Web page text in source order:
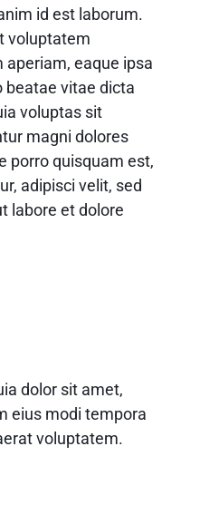
id est laborum.
voluptatem
eaque ipsa
beatae vitae dicta
voluptas sit
magni dolores
porro quisquam est,
adipisci velit, sed
labore et dolore
dolor sit amet,
eius modi tempora
voluptatem.